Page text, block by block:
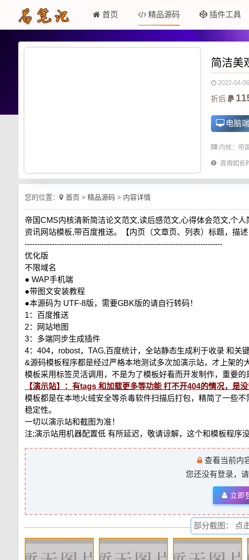
首页 精品源码 插件工具
简洁美
2022-04-
折后
电脑
内核： 帝
咨询如长
您的位置： 首页 > 精品源码 > 内容详情
帝国CMS内核清新简洁论文范文,读后感范文,心得体会范文,个
资讯网站模板,带百度推送。【内页（文章页、列表）标题，描
--------------------------------------------------------------------------------
优化版
不限域名
● WAP手机端
●带图文安装教程
●本源码为 UTF-8版，需要GBK版的请自行转码！
1：百度推送
2：网站地图
3：多端同步生成插件
4：404，robost，TAG,百度统计，全站静态生成利于收录 和关
&源码模板程序都是经过严格本地测试多次加演示站，才上架的
模板采用标签灵活调用，不是为了模板好看而开发制作，重要的
【演示站】：有tags 和加载更多等功能 打不开404的情况，是
模板都是在本地火绒安全等杀毒软件扫描后打包，精简了一些
稳定性。
一切以演示站和截图为准！
注;演示站用机器配置低 有所延迟，敬请谅解，这个和模板程序
查看当前内
您还没有登录，请
立即
部分截图： 点